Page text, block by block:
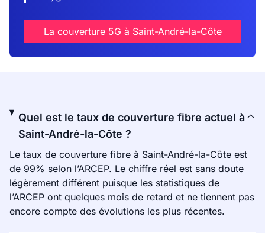
La couverture 5G à Saint-André-la-Côte
Quel est le taux de couverture fibre actuel à
Saint-André-la-Côte ?
Le taux de couverture fibre à Saint-André-la-Côte est
de 99% selon l’ARCEP. Le chiffre réel est sans doute
légèrement différent puisque les statistiques de
l’ARCEP ont quelques mois de retard et ne tiennent pas
encore compte des évolutions les plus récentes.